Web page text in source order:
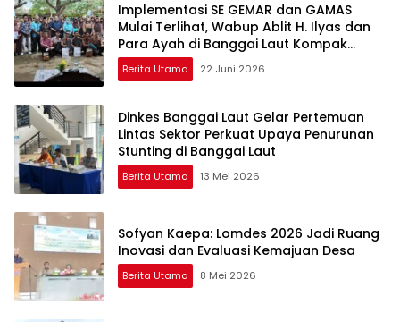
Implementasi SE GEMAR dan GAMAS
Mulai Terlihat, Wabup Ablit H. Ilyas dan
Para Ayah di Banggai Laut Kompak
Ambil Rapor Anak
Berita Utama 22 Juni 2026
Dinkes Banggai Laut Gelar Pertemuan
Lintas Sektor Perkuat Upaya Penurunan
Stunting di Banggai Laut
Berita Utama 13 Mei 2026
Sofyan Kaepa: Lomdes 2026 Jadi Ruang
Inovasi dan Evaluasi Kemajuan Desa
Berita Utama 8 Mei 2026